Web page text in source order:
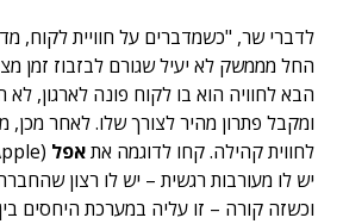
לדברי שר, "כשמדברים על חוויית לקוח,
החל מממשק לא יעיל שגורם לבזבוז זמן
הבא לחוויה הוא בו לקוח פונה לארגון, לא
ומקבל פתרון מהיר לצורך שלו. לאחר מכן,
לחווית קהילה. קחו לדוגמה אתאפל
יש לו מעורבות רגשית – יש לו רצון
וכשזה קורה – זו עליה במערכת היחסים